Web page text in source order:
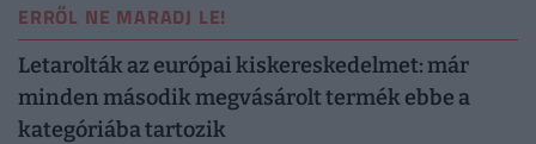
ERRŐL NE MARADJ LE!
Letarolták az európai kiskereskedelmet: már
minden második megvásárolt termék ebbe a
kategóriába tartozik